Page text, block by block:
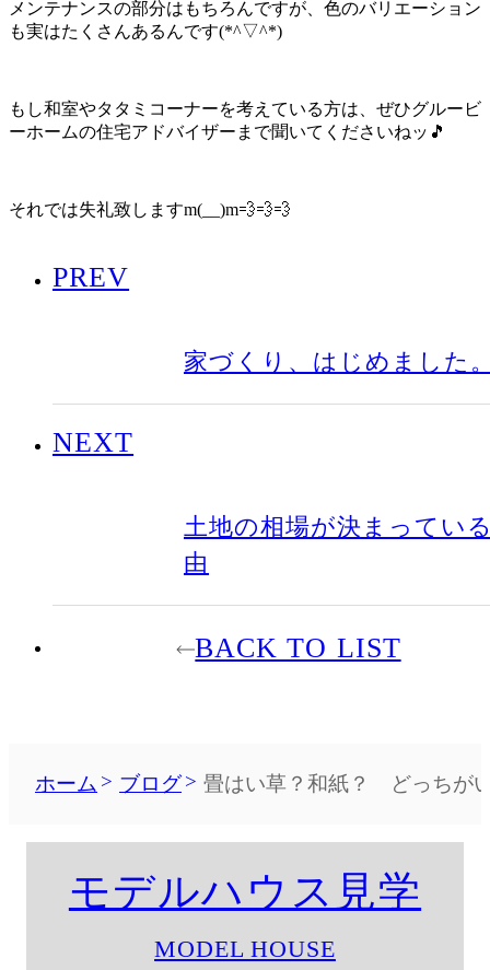
メンテナンスの部分はもちろんですが、色のバリエーション
も実はたくさんあるんです(*^▽^*)
もし和室やタタミコーナーを考えている方は、ぜひグルービ
ーホームの住宅アドバイザーまで聞いてくださいねッ🎵
それでは失礼致しますm(__)m💨💨💨
PREV
家づくり、はじめました
BACK TO LIST
NEXT
土地の相場が決まってい
由
ホーム ブログ 畳はい草？和紙？ どっちが
モデルハウス見学
MODEL HOUSE